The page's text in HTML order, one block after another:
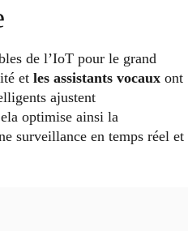
de l’IoT pour le grand
et les assistants vocaux ont
ajustent
optimise ainsi la
surveillance en temps réel et